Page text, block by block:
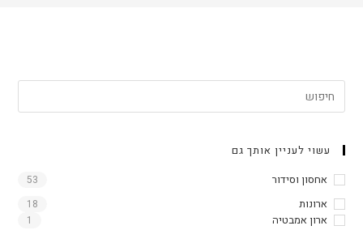
עשוי לעניין אותך גם
אחסון וסידור
53
ארונות 18
ארון אמבטיה 1